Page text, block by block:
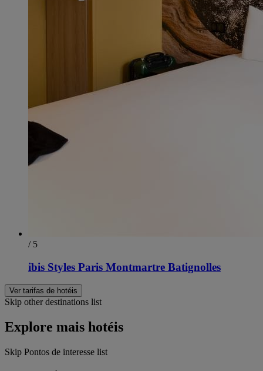
/ 5
ibis Styles Paris Montmartre Batignolles
Ver tarifas de hotéis
Skip other destinations list
Explore mais hotéis
Skip Pontos de interesse list